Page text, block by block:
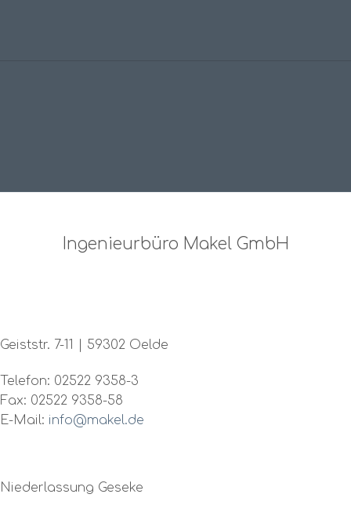
Ingenieurbüro Makel GmbH
Geiststr. 7-11 | 59302 Oelde
Telefon: 02522 9358-3
Fax: 02522 9358-58
E-Mail: info@makel.de
Niederlassung Geseke